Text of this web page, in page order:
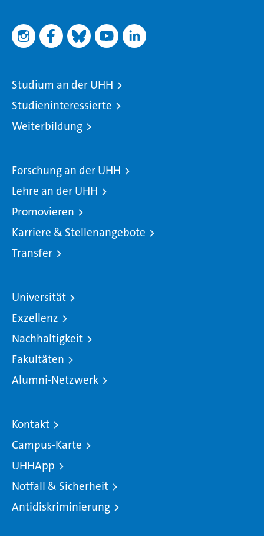
Studium an der UHH
Studieninteressierte
Weiterbildung
Forschung an der UHH
Lehre an der UHH
Promovieren
Karriere & Stellenangebote
Transfer
Universität
Exzellenz
Nachhaltigkeit
Fakultäten
Alumni-Netzwerk
Kontakt
Campus-Karte
UHHApp
Notfall & Sicherheit
Antidiskriminierung